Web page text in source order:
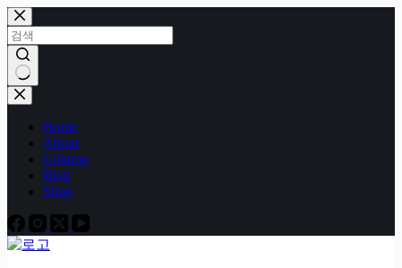
본
문
으
로
건
너
결
Home
About
Column
Blog
Shop